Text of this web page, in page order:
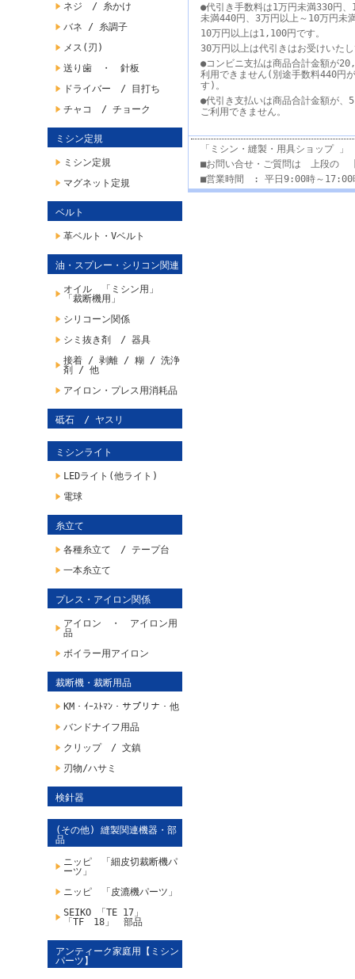
ネジ / 糸かけ
バネ / 糸調子
メス(刃)
送り歯 ・ 針板
ドライバー / 目打ち
チャコ / チョーク
ミシン定規
ミシン定規
マグネット定規
ベルト
革ベルト・Vベルト
油・スプレー・シリコン関連
オイル 「ミシン用」
「裁断機用」
シリコーン関係
シミ抜き剤 / 器具
接着 / 剥離 / 糊 / 洗浄
剤 / 他
アイロン・プレス用消耗品
砥石 / ヤスリ
ミシンライト
LEDライト(他ライト)
電球
糸立て
各種糸立て / テープ台
一本糸立て
プレス・アイロン関係
アイロン ・ アイロン用
品
ボイラー用アイロン
裁断機・裁断用品
KM・ｲｰｽﾄﾏﾝ・サプリナ・他
バンドナイフ用品
クリップ / 文鎮
刃物/ハサミ
検針器
(その他) 縫製関連機器・部
品
ニッピ 「細皮切裁断機パ
ーツ」
ニッピ 「皮漉機パーツ」
SEIKO 「TE 17」
「TF 18」 部品
アンティーク家庭用【ミシン
パーツ】
●代引き手数料は1万円未満330円
未満440円、3万円以上～10万円未
10万円以上は1,100円です。
30万円以上は代引きはお受けいた
●コンビニ支払は商品合計金額が
利用できません(別途手数料440円
す)。
●代引き支払いは商品合計金額が、
ご利用できません。
「ミシン・縫製・用具ショップ 」
■お問い合せ・ご質問は 上段の
■営業時間 : 平日9:00時～17:00